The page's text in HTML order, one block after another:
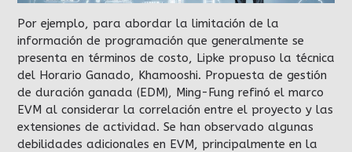
Por ejemplo, para abordar la limitación de la
información de programación que generalmente se
presenta en términos de costo, Lipke propuso la técnica
del Horario Ganado, Khamooshi. Propuesta de gestión
de duración ganada (EDM), Ming-Fung refinó el marco
EVM al considerar la correlación entre el proyecto y las
extensiones de actividad. Se han observado algunas
debilidades adicionales en EVM, principalmente en la